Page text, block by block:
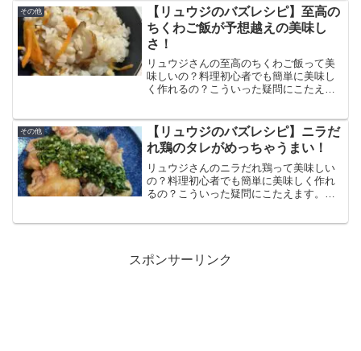
想、口コミをまとめています。至高のフ
ライドポテトより簡単で美味しい！
その他
【リュウジのバズレシピ】至高の
ちくわご飯が予想越えの美味し
さ！
リュウジさんの至高のちくわご飯って美
味しいの？料理初心者でも簡単に美味し
く作れるの？こういった疑問にこたえま
ます。具材がたくさん入っててすごく食
べ応えがある！味変の柚子胡椒は必須級
のうまさ！
その他
【リュウジのバズレシピ】ニラだ
れ鶏のタレがめっちゃうまい！
リュウジさんのニラだれ鶏って美味しい
の？料理初心者でも簡単に美味しく作れ
るの？こういった疑問にこたえます。こ
スポンサーリンク